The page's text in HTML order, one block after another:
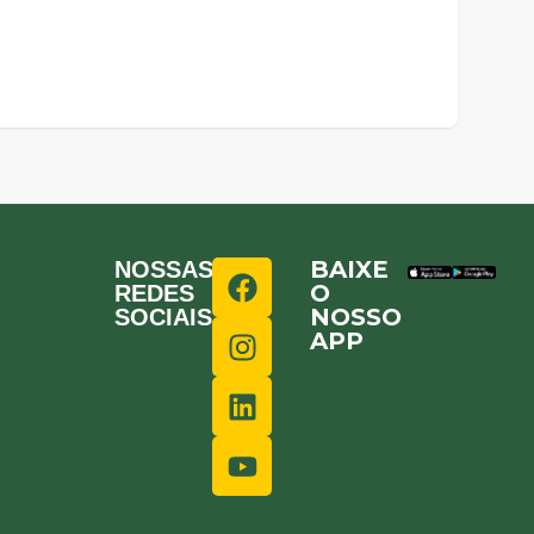
NOSSAS
REDES
SOCIAIS
BAIXE
O
NOSSO
APP